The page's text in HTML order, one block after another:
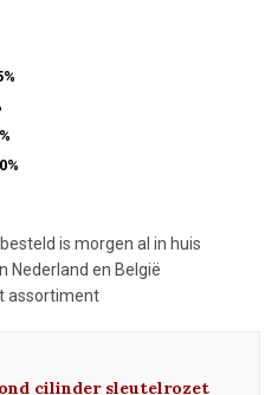
besteld is morgen al in huis
Nederland en België
assortiment
cilinder sleutelrozet